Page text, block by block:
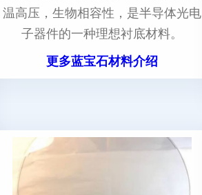
温高压，生物相容性，是半导体光电
子器件的一种理想衬底材料。
更多蓝宝石材料介绍